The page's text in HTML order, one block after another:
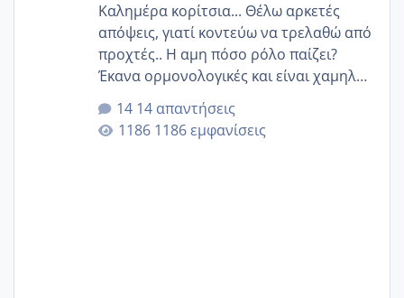
Καλημέρα κορίτσια... Θέλω αρκετές
απόψεις, γιατί κοντεύω να τρελαθώ από
προχτές.. Η αμη πόσο ρόλο παίζει?
Έκανα ορμονολογικές και είναι χαμηλή
για την ηλικία μου.. Είχα ήδη μια
εγκυμοσύνη, που έπρεπε να τερματιστεί
στην 27η εβδομάδα και προσπαθώ 7
14 απαντήσεις
1186 εμφανίσεις